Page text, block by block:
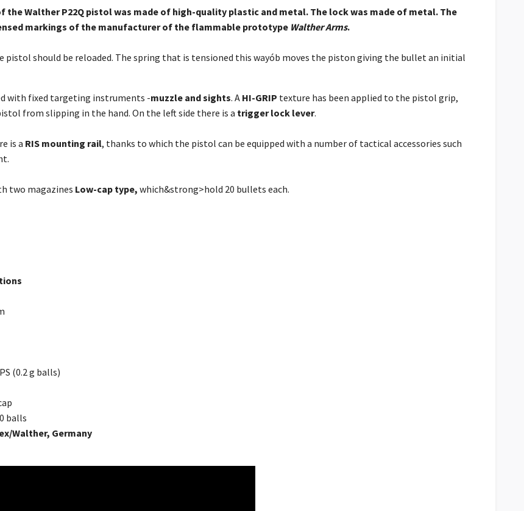
the Walther P22Q pistol was made of high-quality plastic and metal. The lock was made of metal. The
markings of the manufacturer of the flammable prototype Walther Arms.
pistol should be reloaded. The spring that is tensioned this wayób moves the piston giving the bullet an initial
with fixed targeting instruments -muzzle and sights. A HI-GRIP texture has been applied to the pistol grip,
from slipping in the hand. On the left side there is a trigger lock lever.
is a RIS mounting rail, thanks to which the pistol can be equipped with a number of tactical accessories such
two magazines Low-cap type, which&strong>hold 20 bullets each.
(0.2 g balls)
balls
Walther, Germany